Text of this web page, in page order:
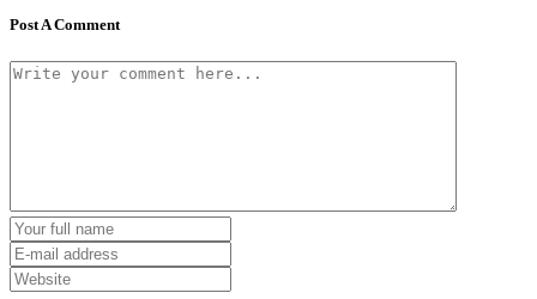
Post A Comment